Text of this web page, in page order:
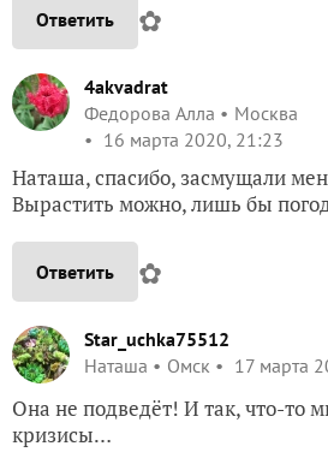
Ответить ✿
4akvadrat
Федорова Алла
Москва
16 марта 2020, 21:23
Наташа, спасибо, засмущали
Вырастить можно, лишь бы
Ответить ✿
Star_uchka75512
Наташа
Омск 17 марта
Она не подведёт! И так, что-то
кризисы…